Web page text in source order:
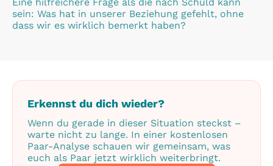
sein: Was hat in unserer Beziehung gefehlt, ohne
dass wir es wirklich bemerkt haben?
Erkennst du dich wieder?
Wenn du gerade in dieser Situation steckst –
warte nicht zu lange. In einer kostenlosen
Paar-Analyse schauen wir gemeinsam, was
euch als Paar jetzt wirklich weiterbringt.